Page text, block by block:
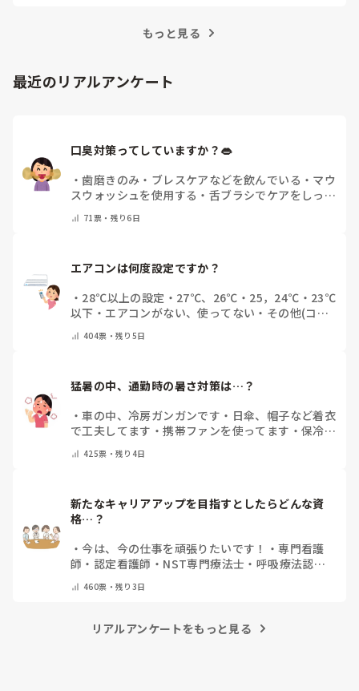
もっと見る
最近のリアルアンケート
口臭対策ってしていますか？👄
・歯磨きのみ ・ ブレスケアなどを飲んでいる ・ マウ
スウォッシュを使用する ・ 舌ブラシでケアをしっか
いない・その他（コメントで教えてください）
71 票・ 残り6日
エアコンは何度設定ですか？
・ 28℃以上の設定 ・ 27℃、26℃ ・ 25，24℃ ・ 23℃
以下 ・ エアコンがない、使ってない ・ その他(コメ
404票・残り5日
猛暑の中、通勤時の暑さ対策は…？
・車の中、冷房ガンガンです ・ 日傘、帽子など着衣
で工夫してます ・携帯ファンを使ってます ・ 保冷剤
ん ・その他（コメントで教えて下さい）
425票・残り4日
新たなキャリアアップを目指すとしたらどんな資
格…？
・今は、今の仕事を頑張りたいです！ ・専門看護
師 ・ 認定看護師 ・ NST専門療法士 ・ 呼吸療法認定
内視鏡技師・その他(コメントで教えて下さい)
460票・残り3日
リアルアンケートをもっと見る